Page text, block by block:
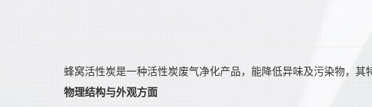
蜂窝活性炭是一种活性炭废气净化产品，能降低异味及污染物，其
物理结构与外观方面